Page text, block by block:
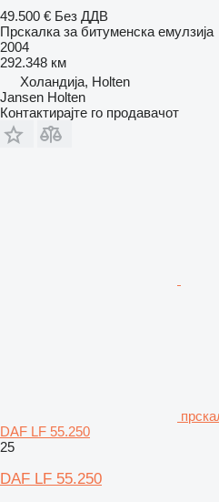
49.500 € Без ДДВ
Прскалка за битуменска емулзија
2004
292.348 км
Холандија, Holten
Jansen Holten
Контактирајте го продавачот
DAF LF 55.250
25
DAF LF 55.250